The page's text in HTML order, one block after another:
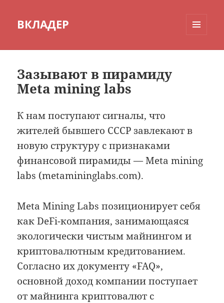
ВКЛАДЕР
Зазывают в пирамиду
Meta mining labs
К нам поступают сигналы, что
жителей бывшего СССР завлекают в
новую структуру с признаками
финансовой пирамиды — Meta mining
labs (metamininglabs.com).
Meta Mining Labs позиционирует себя
как DeFi-компания, занимающаяся
экологически чистым майнингом и
криптовалютным кредитованием.
Согласно их документу «FAQ»,
основной доход компании поступает
от майнинга криптовалют с